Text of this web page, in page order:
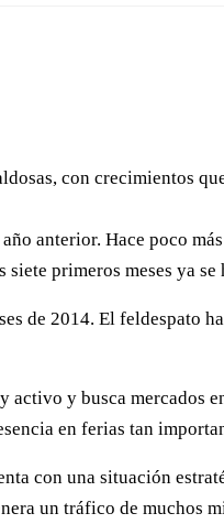
con crecimientos
anterior. Hace poco
primeros meses ya
de 2014. El feldespato
activo y busca mercados
en ferias tan
con una situación
un tráfico de muchos